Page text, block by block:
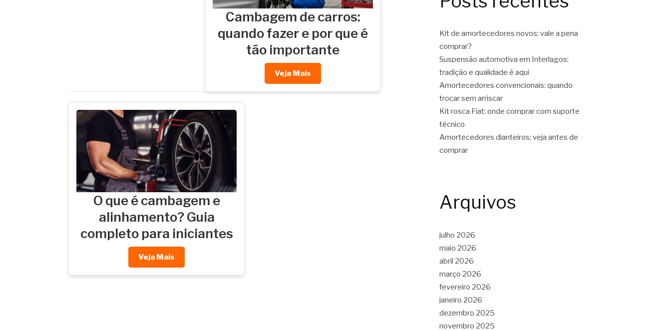
Cambagem de carros:
quando fazer e por que é
tão importante
Veja Mais
O que é cambagem e
alinhamento? Guia
completo para iniciantes
Veja Mais
Kit de amortecedores novos: vale a pena
comprar?
Suspensão automotiva em Interlagos:
tradição e qualidade é aqui
Amortecedores convencionais: quando
trocar sem arriscar
Kit rosca Fiat: onde comprar com suporte
técnico
Amortecedores dianteiros: veja antes de
comprar
Arquivos
julho 2026
maio 2026
abril 2026
março 2026
fevereiro 2026
janeiro 2026
dezembro 2025
novembro 2025